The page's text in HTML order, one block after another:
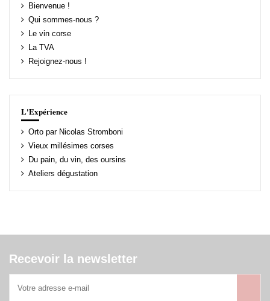
Bienvenue !
Qui sommes-nous ?
Le vin corse
La TVA
Rejoignez-nous !
L'Expérience
Orto par Nicolas Stromboni
Vieux millésimes corses
Du pain, du vin, des oursins
Ateliers dégustation
Recevoir la newsletter